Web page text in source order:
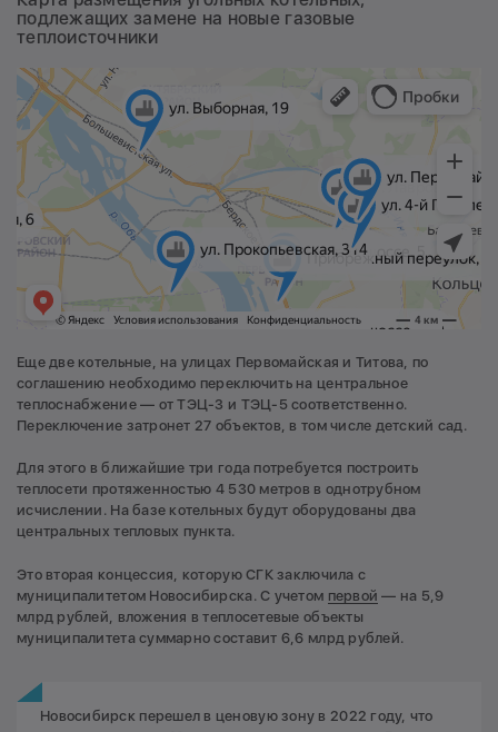
подлежащих замене на новые газовые
теплоисточники
Еще две котельные, на улицах Первомайская и Титова, по
соглашению необходимо переключить на центральное
теплоснабжение — от ТЭЦ-3 и ТЭЦ-5 соответственно.
Переключение затронет 27 объектов, в том числе детский сад.
Для этого в ближайшие три года потребуется построить
теплосети протяженностью 4 530 метров в однотрубном
исчислении. На базе котельных будут оборудованы два
центральных тепловых пункта.
Это вторая концессия, которую СГК заключила с
муниципалитетом Новосибирска. С учетом первой — на 5,9
млрд рублей, вложения в теплосетевые объекты
муниципалитета суммарно составит 6,6 млрд рублей.
Новосибирск перешел в ценовую зону в 2022 году, что